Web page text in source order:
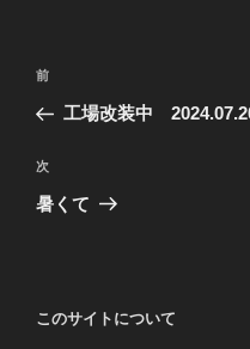
投
ナ
ビ
ゲ
ン
前
の
稿
前
工場改装中
次
の
次
暑くて
このサイトについて